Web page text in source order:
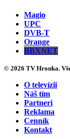
Magio
UPC
DVB-T
Orange
BBXNET
© 2026 TV Hronka.
O televízii
Náš tím
Partneri
Reklama
Cenník
Kontakt